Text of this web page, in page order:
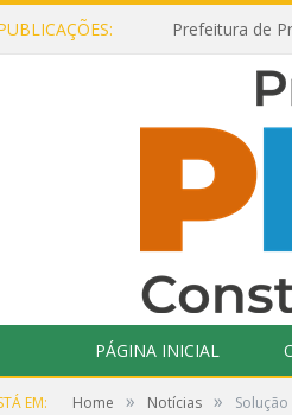
PÁGINA INICIAL
EM: Home » Notícias »